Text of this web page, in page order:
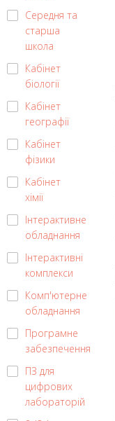
Середня та
старша
школа
Кабінет
біології
Кабінет
географії
Кабінет
фізики
Кабінет
хімії
Інтерактивне
обладнання
Інтерактивні
комплекси
Комп'ютерне
обладнання
Програмне
забезпечення
ПЗ для
цифрових
лабораторій